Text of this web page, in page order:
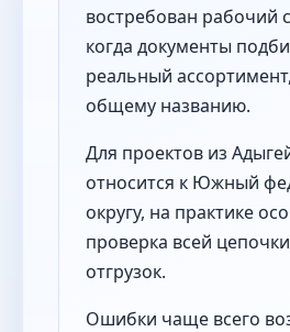
востребован рабочий
когда документы
реальный
общему названию.
Для проектов из
относится к Южный
округу, на практике
проверка всей
отгрузок.
Ошибки чаще всего